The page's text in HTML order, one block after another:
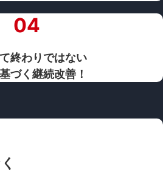
04
終わりではない
づく継続改善！